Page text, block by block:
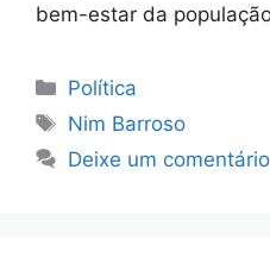
bem-estar da
Categorias
Política
Tags
Nim Barroso
Deixe um comentário